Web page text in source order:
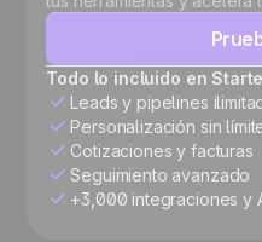
Todo lo incluido en
Leads y pipelines
Personalización sin
Cotizaciones y facturas
Seguimiento avanzado
+3,000 integraciones y